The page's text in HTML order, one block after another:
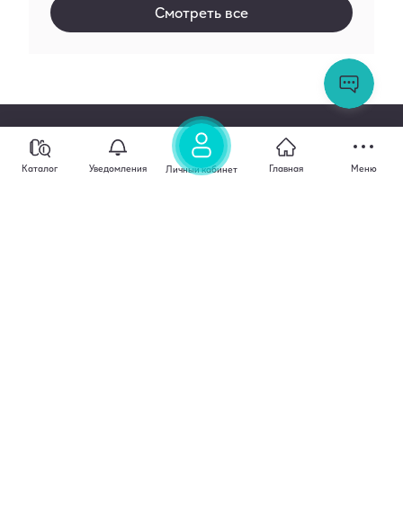
Каталог Уведомления Личный кабинет Главная Меню
Смотреть все